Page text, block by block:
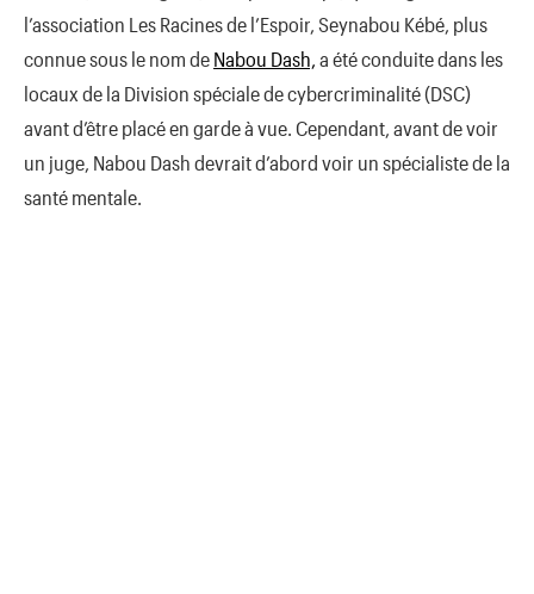
l’association Les Racines de l’Espoir, Seynabou Kébé, plus
connue sous le nom de Nabou Dash, a été conduite dans les
locaux de la Division spéciale de cybercriminalité (DSC)
avant d’être placé en garde à vue. Cependant, avant de voir
un juge, Nabou Dash devrait d’abord voir un spécialiste de la
santé mentale.